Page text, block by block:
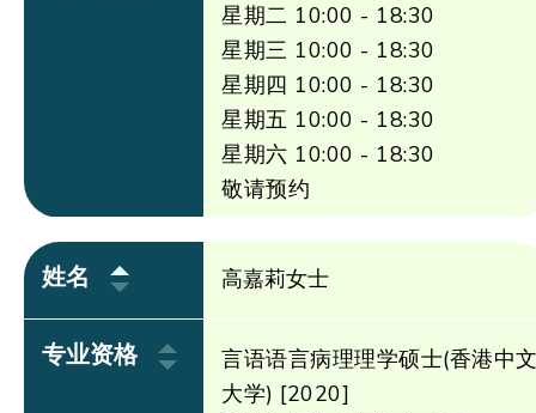
星期二 10:00 - 18:30
星期三 10:00 - 18:30
星期四 10:00 - 18:30
星期五 10:00 - 18:30
星期六 10:00 - 18:30
敬请预约
姓名 高嘉莉女士
专业资格
言语语言病理理学硕士(香港中
大学) [2020]